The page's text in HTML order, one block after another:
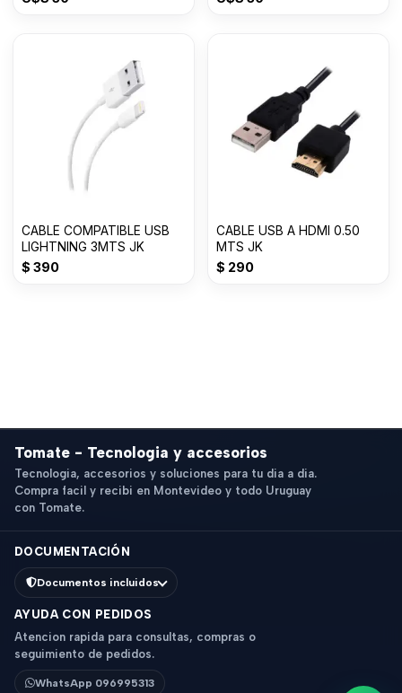
CABLE COMPATIBLE USB
LIGHTNING 3MTS JK
$ 390
CABLE USB A HDMI 0.50
MTS JK
$ 290
Tomate - Tecnologia y accesorios
Tecnologia, accesorios y soluciones para tu dia a dia.
Compra facil y recibi en Montevideo y todo Uruguay
con Tomate.
DOCUMENTACIÓN
Documentos incluidos
AYUDA CON PEDIDOS
Atencion rapida para consultas, compras o
seguimiento de pedidos.
WhatsApp 096995313